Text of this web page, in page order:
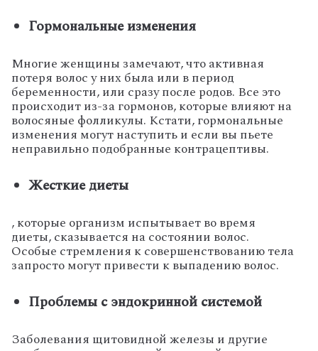
Гормональные изменения
Многие женщины замечают, что активная
потеря волос у них была или в период
беременности, или сразу после родов. Все это
происходит из-за гормонов, которые влияют на
волосяные фолликулы. Кстати, гормональные
изменения могут наступить и если вы пьете
неправильно подобранные контрацептивы.
Жесткие диеты
, которые организм испытывает во время
диеты, сказывается на состоянии волос.
Особые стремления к совершенствованию тела
запросто могут привести к выпадению волос.
Проблемы с эндокринной системой
Заболевания щитовидной железы и другие